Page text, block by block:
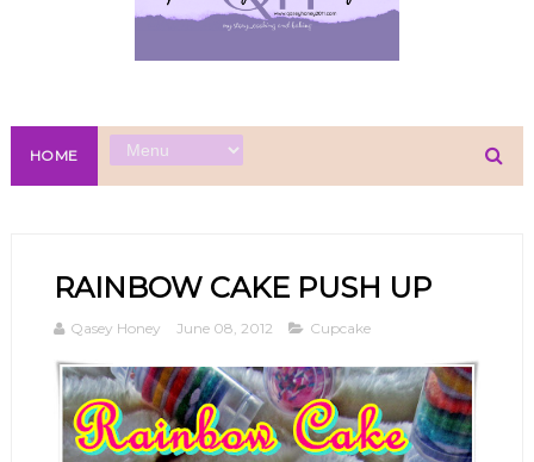
HOME
RAINBOW CAKE PUSH UP
Qasey Honey June 08, 2012 Cupcake